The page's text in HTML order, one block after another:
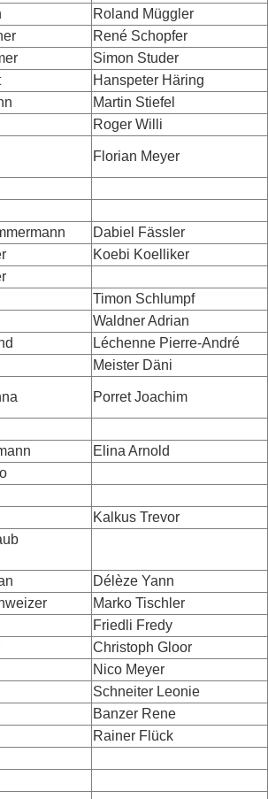
Roland Müggler
René Schopfer
Simon Studer
Hanspeter Häring
Martin Stiefel
Roger Willi
Florian Meyer
Dabiel Fässler
Koebi Koelliker
Timon Schlumpf
Waldner Adrian
Léchenne Pierre-André
Meister Däni
Porret Joachim
Elina Arnold
Kalkus Trevor
Délèze Yann
Marko Tischler
Friedli Fredy
Christoph Gloor
Nico Meyer
Schneiter Leonie
Banzer Rene
Rainer Flück